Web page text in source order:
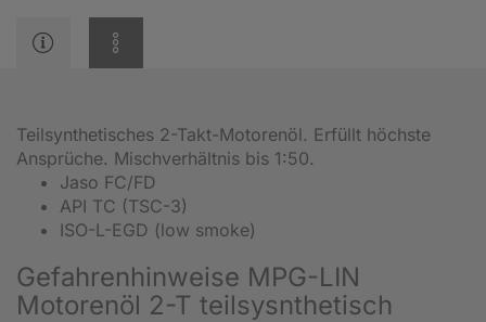
Teilsynthetisches 2-Takt-Motorenöl. Erfüllt höchste
Ansprüche. Mischverhältnis bis 1:50.
Jaso FC/FD
API TC (TSC-3)
ISO-L-EGD (low smoke)
Gefahrenhinweise MPG-LIN
Motorenöl 2-T teilsysnthetisch